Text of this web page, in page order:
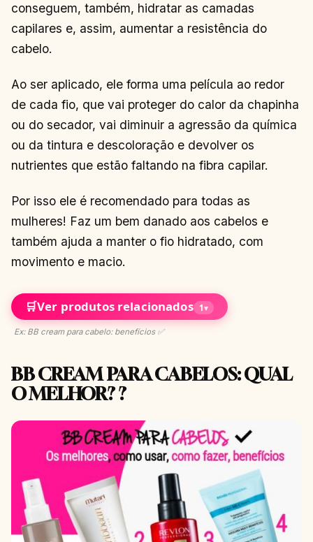
conseguem, também, hidratar as camadas
capilares e, assim, aumentar a resistência do
cabelo.
Ao ser aplicado, ele forma uma película ao redor
de cada fio, que vai proteger do calor da chapinha
ou do secador, vai diminuir a agressão da química
ou da tintura e descoloração e devolver os
nutrientes que estão faltando na fibra capilar.
Por isso ele é recomendado para todas as
mulheres! Faz um bem danado aos cabelos e
também ajuda a manter o fio hidratado, com
movimento e macio.
🛒Ver produtos relacionados 1▾
Ex: BB cream para cabelo: benefícios ✅
BB CREAM PARA CABELOS: QUAL
O MELHOR? ?